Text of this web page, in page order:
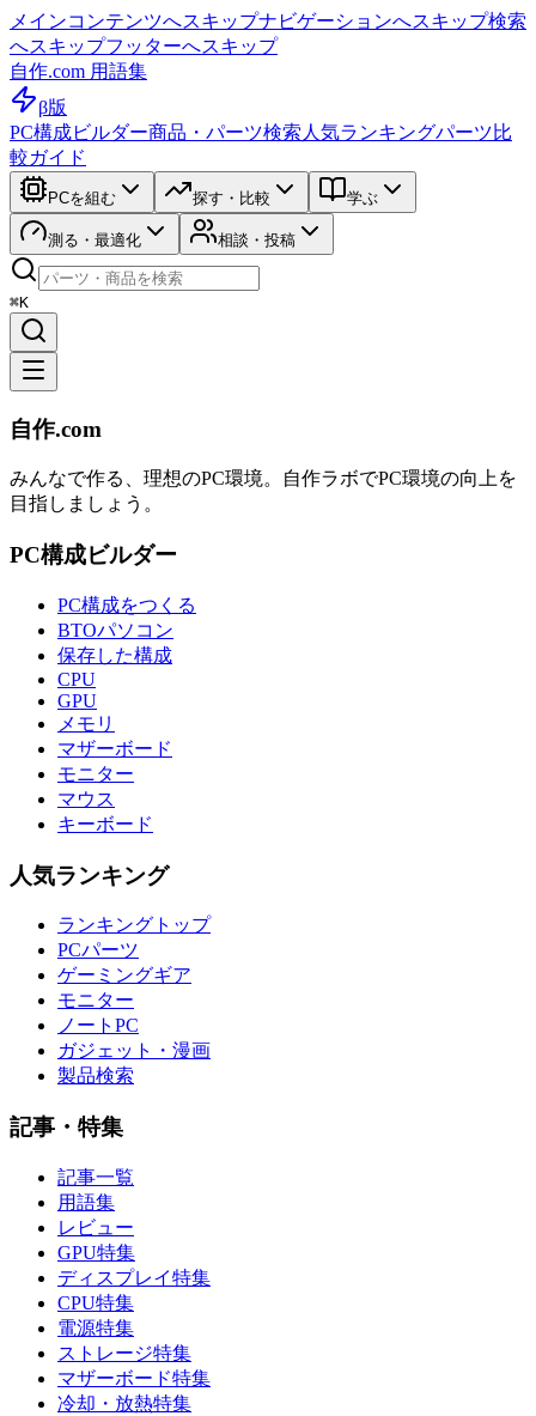
メインコンテンツへスキップナビゲーションへスキップ検索
へスキップフッターへスキップ
自作.com 用語集
β版
PC構成ビルダー商品・パーツ検索 人気ランキングパーツ比
較ガイド
PCを組む 探す・比較 学ぶ
測る・最適化 相談・投稿
⌘K
自作.com
みんなで作る、理想のPC環境。 自作ラボでPC環境の向上を
目指しましょう。
PC構成ビルダー
PC構成をつくる
BTOパソコン
保存した構成
CPU
GPU
メモリ
マザーボード
モニター
マウス
キーボード
人気ランキング
ランキングトップ
PCパーツ
ゲーミングギア
モニター
ノートPC
ガジェット・漫画
製品検索
記事・特集
記事一覧
用語集
レビュー
GPU特集
ディスプレイ特集
CPU特集
電源特集
ストレージ特集
マザーボード特集
冷却・放熱特集